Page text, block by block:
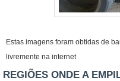
Estas imagens foram obtidas de
livremente na internet
REGIÕES ONDE A